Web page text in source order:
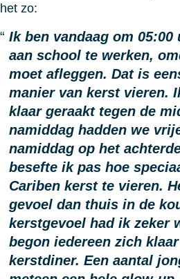
het zo:
Ik ben vandaag om 05:00
aan school te werken,
moet afleggen. Dat is
manier van kerst vieren.
klaar geraakt tegen de
namiddag hadden we
namiddag op het
besefte ik pas hoe
Cariben kerst te vieren.
gevoel dan thuis in de
kerstgevoel had ik zeker
begon iedereen zich
kerstdiner. Een aantal